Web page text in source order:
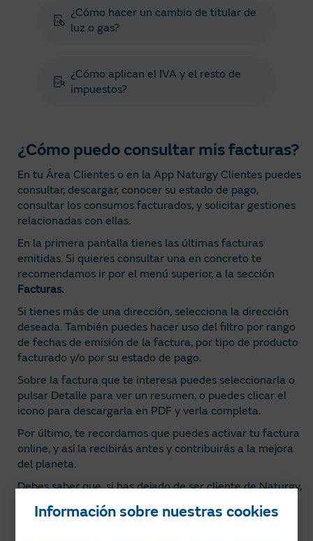
¿Cómo hacer un cambio de titular de
luz o gas?
¿Cómo aplican el IVA y el resto de
impuestos?
¿Cómo puedo consultar mis facturas?
En tu Área Clientes o en la App Naturgy Clientes puedes
consultar, descargar, conocer su estado de pago,
consultar los consumos facturados, y solicitar gestiones
relacionadas con ellas.
En la primera pantalla tienes las últimas facturas
emitidas. Si quieres consultar una en concreto te
recomendamos ir por el menú superior, a la sección
Facturas.
Si tienes más de una dirección, selecciona la dirección
deseada. También puedes hacer uso del filtro por rango
de fechas de emisión de la factura, por tipo de producto
facturado y/o por su estado de pago.
Sobre la factura que te interesa puedes seleccionarla o
pulsar Detalle para ver un resumen, o puedes clicar el
icono para descargarla en PDF y verla completa.
Por último, te recordamos que puedes activar tu factura
online, y así la recibirás antes y contribuirás a la mejora
del planeta.
Debes saber que, si has dejado de ser cliente de Naturgy,
pero eras usuario del Área Clientes, puedes seguir
entrando solo desde la web para acceder a tu histórico
Información sobre nuestras cookies